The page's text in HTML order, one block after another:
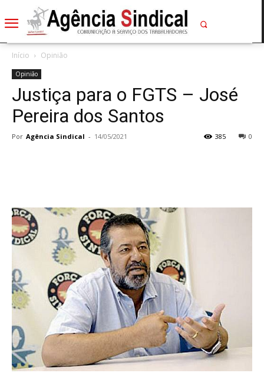
Início Opinião
Opinião
Justiça para o FGTS – José
Pereira dos Santos
Por Agência Sindical - 14/05/2021 0
385